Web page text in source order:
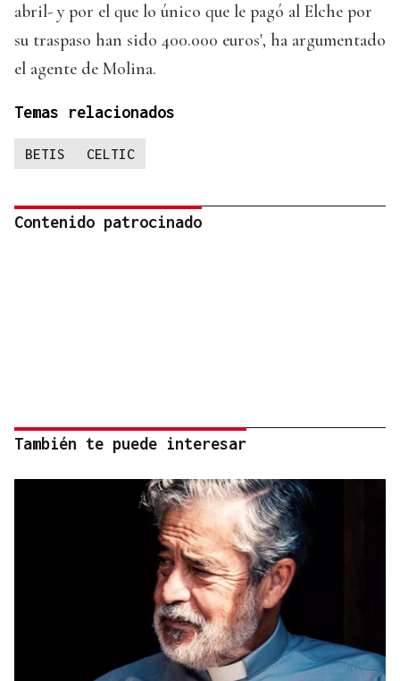
abril- y por el que lo único que le pagó al Elche por
su traspaso han sido 400.000 euros', ha argumentado
el agente de Molina.
Temas relacionados
BETIS CELTIC
Contenido patrocinado
También te puede interesar